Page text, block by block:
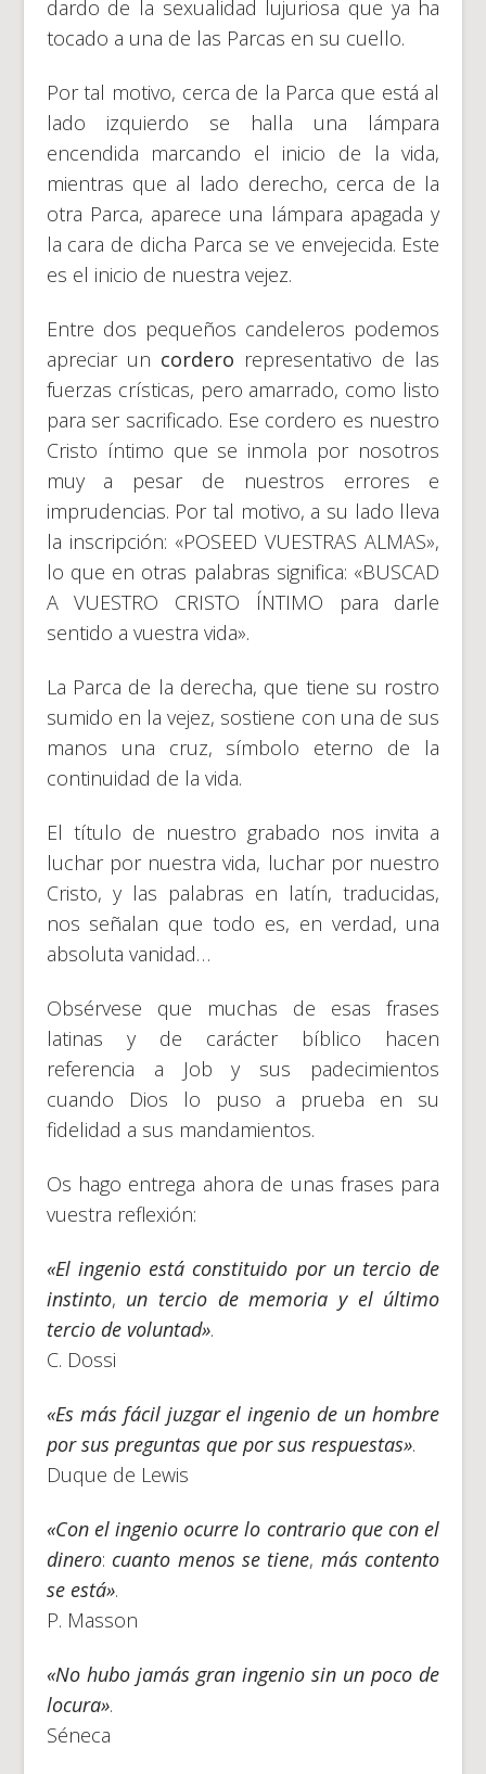
dardo de la sexualidad lujuriosa que ya ha
tocado a una de las Parcas en su cuello.
Por tal motivo, cerca de la Parca que está al
lado izquierdo se halla una lámpara
encendida marcando el inicio de la vida,
mientras que al lado derecho, cerca de la
otra Parca, aparece una lámpara apagada y
la cara de dicha Parca se ve envejecida. Este
es el inicio de nuestra vejez.
Entre dos pequeños candeleros podemos
apreciar un cordero representativo de las
fuerzas crísticas, pero amarrado, como listo
para ser sacrificado. Ese cordero es nuestro
Cristo íntimo que se inmola por nosotros
muy a pesar de nuestros errores e
imprudencias. Por tal motivo, a su lado lleva
la inscripción: «POSEED VUESTRAS ALMAS»,
lo que en otras palabras significa: «BUSCAD
A VUESTRO CRISTO ÍNTIMO para darle
sentido a vuestra vida».
La Parca de la derecha, que tiene su rostro
sumido en la vejez, sostiene con una de sus
manos una cruz, símbolo eterno de la
continuidad de la vida.
El título de nuestro grabado nos invita a
luchar por nuestra vida, luchar por nuestro
Cristo, y las palabras en latín, traducidas,
nos señalan que todo es, en verdad, una
absoluta vanidad…
Obsérvese que muchas de esas frases
latinas y de carácter bíblico hacen
referencia a Job y sus padecimientos
cuando Dios lo puso a prueba en su
fidelidad a sus mandamientos.
Os hago entrega ahora de unas frases para
vuestra reflexión:
«El ingenio está constituido por un tercio de
instinto, un tercio de memoria y el último
tercio de voluntad».
C. Dossi
«Es más fácil juzgar el ingenio de un hombre
por sus preguntas que por sus respuestas».
Duque de Lewis
«Con el ingenio ocurre lo contrario que con el
dinero: cuanto menos se tiene, más contento
se está».
P. Masson
«No hubo jamás gran ingenio sin un poco de
locura».
Séneca